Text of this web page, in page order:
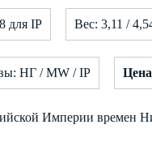
для IP Вес: 3,11 /
НГ / MW / IP
Империи времен